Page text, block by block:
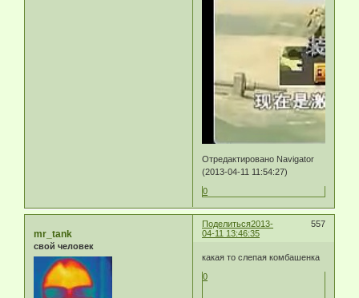
Отредактировано Navigator
(2013-04-11 11:54:27)
0
Поделиться 557
2013-
04-11 13:46:35
mr_tank
свой человек
какая то слепая комбашенка
0